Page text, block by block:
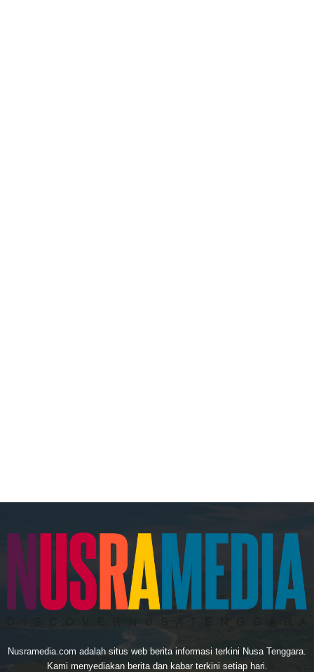
Nusramedia.com adalah situs web berita informasi terkini Nusa Tenggara.
Kami menyediakan berita dan kabar terkini setiap hari.